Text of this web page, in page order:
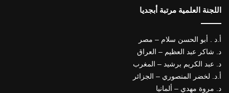
اللجنة العلمية مرتبة أبجديا
أ.د . أبو الحسن سلام – مصر
د. شاكر عبد العظيم – العراق
د. عبد الكريم برشيد – المغرب
أ.د. لخضر المنصوري – الجزائر
د. مروة مهدي – ألمانيا